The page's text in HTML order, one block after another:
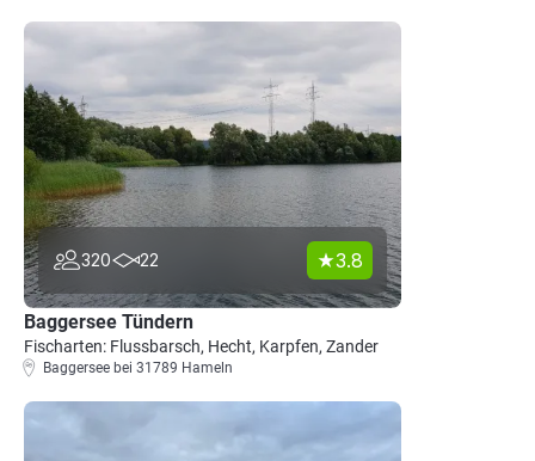
320 22 3.8
Baggersee Tündern
Fischarten: Flussbarsch, Hecht, Karpfen, Zander
Baggersee bei 31789 Hameln